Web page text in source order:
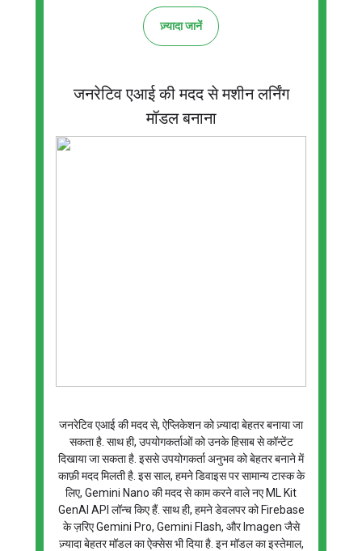
ज़्यादा जानें
जनरेटिव एआई की मदद से मशीन लर्निंग
मॉडल बनाना
जनरेटिव एआई की मदद से, ऐप्लिकेशन को ज़्यादा बेहतर बनाया जा
सकता है. साथ ही, उपयोगकर्ताओं को उनके हिसाब से कॉन्टेंट
दिखाया जा सकता है. इससे उपयोगकर्ता अनुभव को बेहतर बनाने में
काफ़ी मदद मिलती है. इस साल, हमने डिवाइस पर सामान्य टास्क के
लिए, Gemini Nano की मदद से काम करने वाले नए ML Kit
GenAI API लॉन्च किए हैं. साथ ही, हमने डेवलपर को Firebase
के ज़रिए Gemini Pro, Gemini Flash, और Imagen जैसे
ज़्यादा बेहतर मॉडल का ऐक्सेस भी दिया है. इन मॉडल का इस्तेमाल,